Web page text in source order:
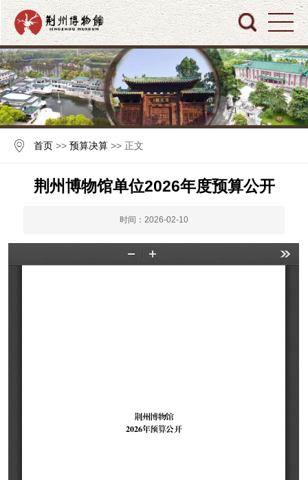
首页 >>预算决算 >> 正文
荆州博物馆单位2026年度预算公开
时间：2026-02-10